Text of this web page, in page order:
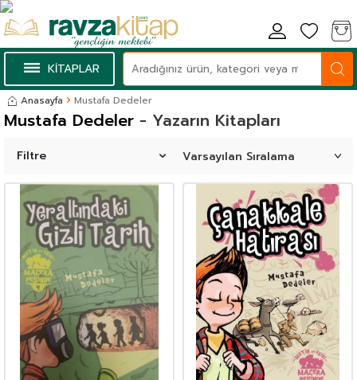
KİTAPLAR
Anasayfa Mustafa Dedeler
- Yazarın Kitapları
Mustafa Dedeler
Filtre